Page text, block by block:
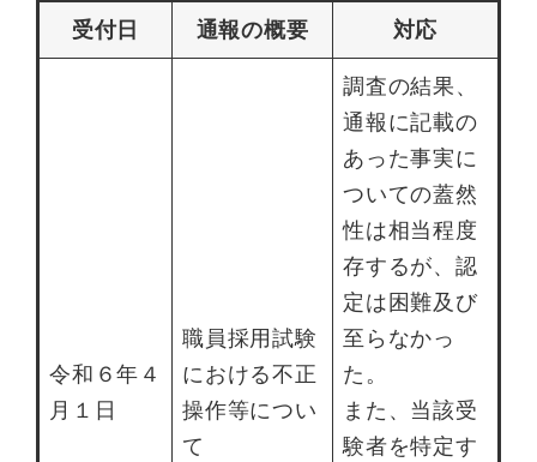
受付日 通報の概要 対応
令和６年４
月１日
職員採用試験
における不正
操作等につい
て
調査の結果、
通報に記載の
あった事実に
ついての蓋然
性は相当程度
存するが、認
定は困難及び
至らなかっ
た。
また、当該受
験者を特定す